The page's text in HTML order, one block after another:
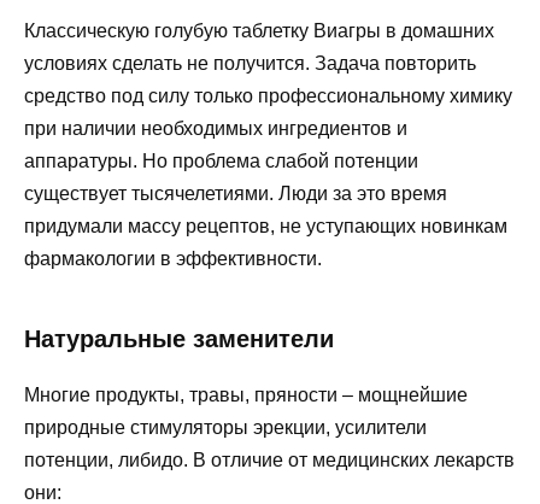
Классическую голубую таблетку Виагры в домашних
условиях сделать не получится. Задача повторить
средство под силу только профессиональному химику
при наличии необходимых ингредиентов и
аппаратуры. Но проблема слабой потенции
существует тысячелетиями. Люди за это время
придумали массу рецептов, не уступающих новинкам
фармакологии в эффективности.
Натуральные заменители
Многие продукты, травы, пряности – мощнейшие
природные стимуляторы эрекции, усилители
потенции, либидо. В отличие от медицинских лекарств
они: